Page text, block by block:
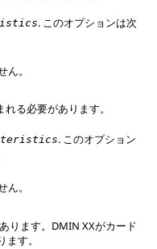
. このオプションは次
。
る必要があります。
. このオプション
。
ります。DMIN XXがカード
す。